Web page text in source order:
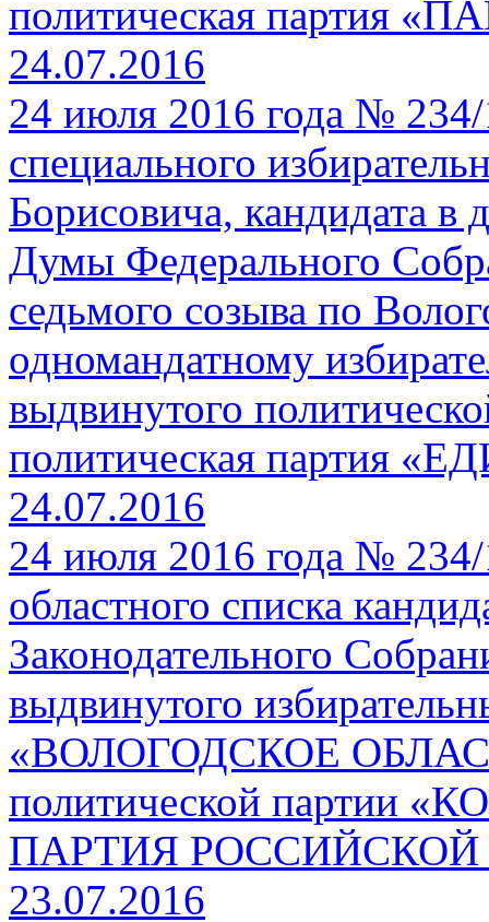
политическая партия
24.07.2016
24 июля 2016 года №
специального
Борисовича, кандидата в
Думы Федерального
седьмого созыва по
одномандатному
выдвинутого
политическая партия
24.07.2016
24 июля 2016 года №
областного списка
Законодательного
выдвинутого
«ВОЛОГОДСКОЕ
политической
ПАРТИЯ
23.07.2016